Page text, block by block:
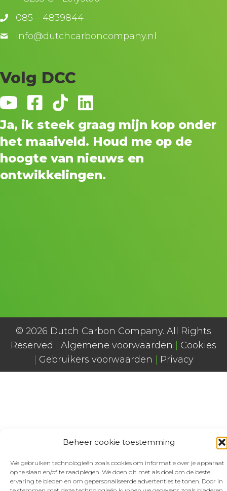
Beheer cookie toestemming
We gebruiken technologieën zoals cookies om informatie over je apparaat
op te slaan en/of te raadplegen. We doen dit met als doel om de beste
ervaring te bieden en om gepersonaliseerde advertenties te tonen. Door in
085 – 4839844
info@dutchcarboncompany.nl
Volg DCC
Ja, ik steek graag mijn kop onder
het maaiveld. Houd me op de
hoogte van nieuws en
ontwikkelingen.
© 2026 Dutch Carbon Company. All Rights
Reserved
Algemene voorwaarden
Cookies
Gebruikers voorwaarden Privacy